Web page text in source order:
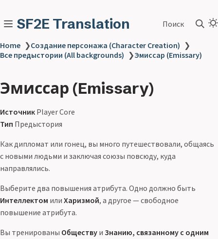
SF2E Translation Поиск
Home ❯Создание персонажа (Character Creation) ❯
Все предыстории (All backgrounds) ❯Эмиссар (Emissary)
Эмиссар (Emissary)
Источник Player Core
Тип Предыстория
Как дипломат или гонец, вы много путешествовали, общаясь
с новыми людьми и заключая союзы повсюду, куда
направлялись.
Выберите два повышения атрибута. Одно должно быть
Интеллектом или Харизмой, а другое — свободное
повышение атрибута.
Вы тренированы Обществу и Знанию, связанному с одним